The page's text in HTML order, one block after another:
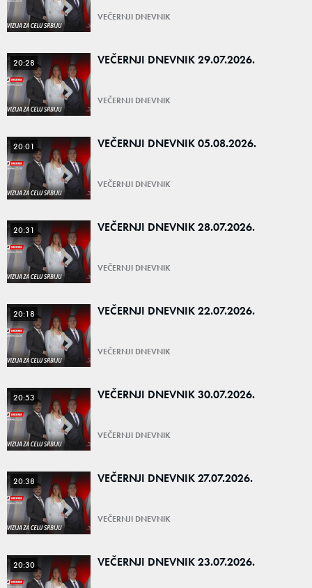
VEČERNJI DNEVNIK
20:28 VEČERNJI DNEVNIK 29.07.2026.
VEČERNJI DNEVNIK
20:01 VEČERNJI DNEVNIK 05.08.2026.
VEČERNJI DNEVNIK
20:31 VEČERNJI DNEVNIK 28.07.2026.
VEČERNJI DNEVNIK
20:18 VEČERNJI DNEVNIK 22.07.2026.
VEČERNJI DNEVNIK
20:53 VEČERNJI DNEVNIK 30.07.2026.
VEČERNJI DNEVNIK
20:38 VEČERNJI DNEVNIK 27.07.2026.
VEČERNJI DNEVNIK
20:30 VEČERNJI DNEVNIK 23.07.2026.